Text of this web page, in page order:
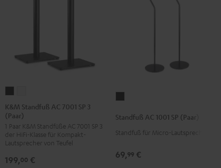
Standfuß
AC
7001
SP
(Paar)
Standfuß
7001
SP
(Paar)
K&M Standfuß AC 7001 SP 3
(Paar)
1 Paar K&M Standfüße AC 7001 SP 3
der HiFi-Klasse für Kompakt-
Lautsprecher von Teufel
199,00 €
1001
SP
Schwarz
Standfuß AC 1001 SP (Paar)
Standfuß für Micro-Lautsprecher
69,99 €